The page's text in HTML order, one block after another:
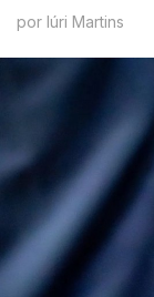
por Iúri Martins